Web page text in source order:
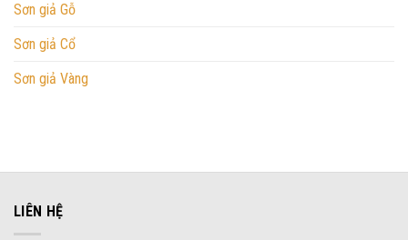
Sơn giả Gỗ
Sơn giả Cổ
Sơn giả Vàng
LIÊN HỆ